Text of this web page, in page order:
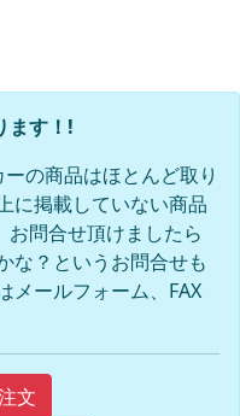
ます！!
の商品はほとんど取り
に掲載していない商品
合せ頂けましたら
な？というお問合せも
メールフォーム、FAX
文